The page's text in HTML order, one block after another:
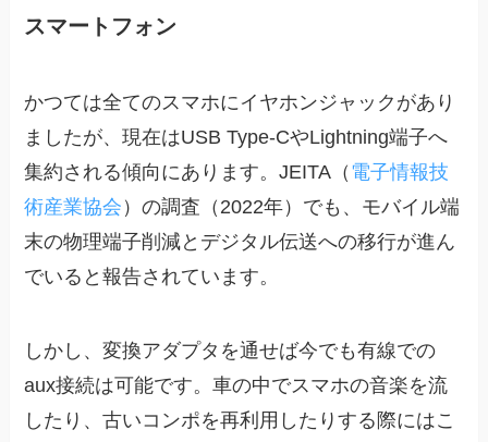
スマートフォン
かつては全てのスマホにイヤホンジャックがあり
ましたが、現在はUSB Type-CやLightning端子へ
集約される傾向にあります。JEITA（ 電子情報技
術産業協会 ）の調査（2022年）でも、モバイル端
末の物理端子削減とデジタル伝送への移行が進ん
でいると報告されています。
しかし、変換アダプタを通せば今でも有線での
aux接続は可能です。車の中でスマホの音楽を流
したり、古いコンポを再利用したりする際にはこ